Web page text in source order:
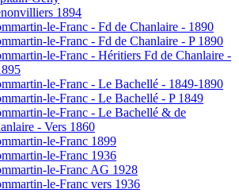
1894
le-Franc - Fd de Chanlaire - 1890
le-Franc - Fd de Chanlaire - P 1890
le-Franc - Héritiers Fd de Chanlaire -
le-Franc - Le Bachellé - 1849-1890
le-Franc - Le Bachellé - P 1849
le-Franc - Le Bachellé & de
- Vers 1860
le-Franc 1899
le-Franc 1936
le-Franc AG 1928
le-Franc vers 1936